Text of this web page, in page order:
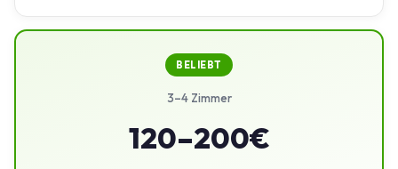
BELIEBT
3–4 Zimmer
120–200€